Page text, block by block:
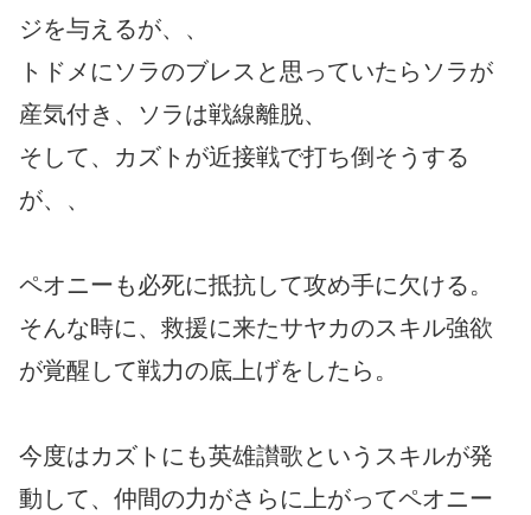
ジを与えるが、、
トドメにソラのブレスと思っていたらソラが
産気付き、ソラは戦線離脱、
そして、カズトが近接戦で打ち倒そうする
が、、
ペオニーも必死に抵抗して攻め手に欠ける。
そんな時に、救援に来たサヤカのスキル強欲
が覚醒して戦力の底上げをしたら。
今度はカズトにも英雄讃歌というスキルが発
動して、仲間の力がさらに上がってペオニー